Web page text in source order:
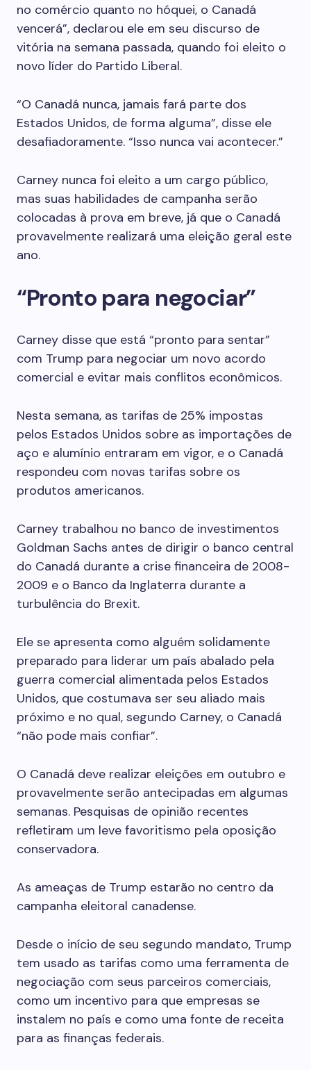
no comércio quanto no hóquei, o Canadá
vencerá”, declarou ele em seu discurso de
vitória na semana passada, quando foi eleito o
novo líder do Partido Liberal.
“O Canadá nunca, jamais fará parte dos
Estados Unidos, de forma alguma”, disse ele
desafiadoramente. “Isso nunca vai acontecer.”
Carney nunca foi eleito a um cargo público,
mas suas habilidades de campanha serão
colocadas à prova em breve, já que o Canadá
provavelmente realizará uma eleição geral este
ano.
“Pronto para negociar”
Carney disse que está “pronto para sentar”
com Trump para negociar um novo acordo
comercial e evitar mais conflitos econômicos.
Nesta semana, as tarifas de 25% impostas
pelos Estados Unidos sobre as importações de
aço e alumínio entraram em vigor, e o Canadá
respondeu com novas tarifas sobre os
produtos americanos.
Carney trabalhou no banco de investimentos
Goldman Sachs antes de dirigir o banco central
do Canadá durante a crise financeira de 2008-
2009 e o Banco da Inglaterra durante a
turbulência do Brexit.
Ele se apresenta como alguém solidamente
preparado para liderar um país abalado pela
guerra comercial alimentada pelos Estados
Unidos, que costumava ser seu aliado mais
próximo e no qual, segundo Carney, o Canadá
“não pode mais confiar”.
O Canadá deve realizar eleições em outubro e
provavelmente serão antecipadas em algumas
semanas. Pesquisas de opinião recentes
refletiram um leve favoritismo pela oposição
conservadora.
As ameaças de Trump estarão no centro da
campanha eleitoral canadense.
Desde o início de seu segundo mandato, Trump
tem usado as tarifas como uma ferramenta de
negociação com seus parceiros comerciais,
como um incentivo para que empresas se
instalem no país e como uma fonte de receita
para as finanças federais.